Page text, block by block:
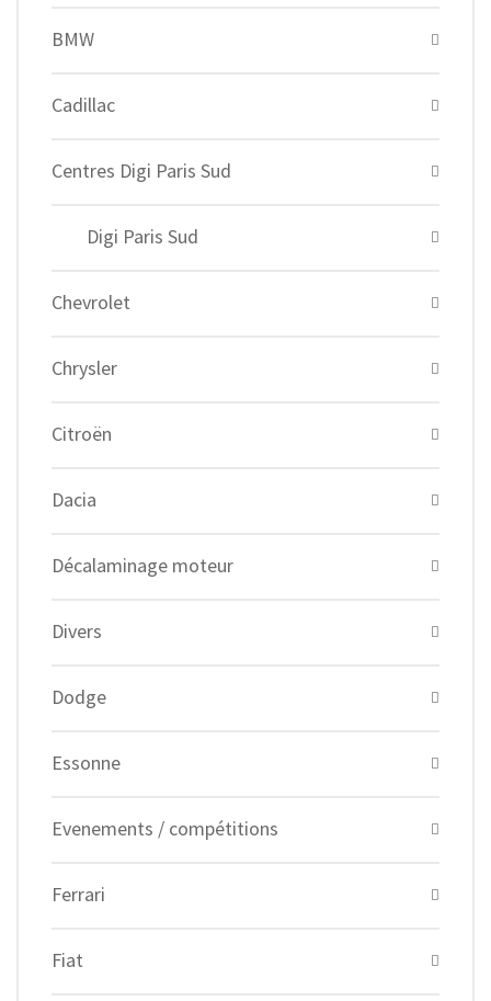
BMW
Cadillac
Centres Digi Paris Sud
Digi Paris Sud
Chevrolet
Chrysler
Citroën
Dacia
Décalaminage moteur
Divers
Dodge
Essonne
Evenements / compétitions
Ferrari
Fiat